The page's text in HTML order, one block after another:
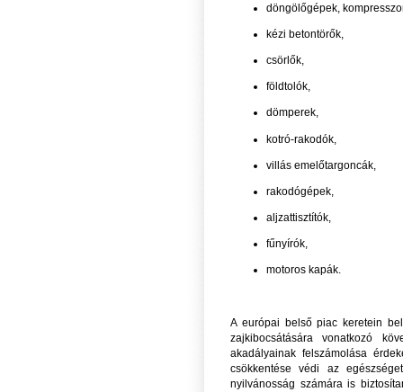
döngölőgépek,
kézi betontörők,
csörlők,
földtolók,
dömperek,
kotró-rakodók,
villás emelőtargoncák,
rakodógépek,
aljzattisztítók,
fűnyírók,
motoros kapák.
A európai belső piac keretein
zajkibocsátására vonatkozó
akadályainak felszámolása
csökkentése védi az
nyilvánosság számára is